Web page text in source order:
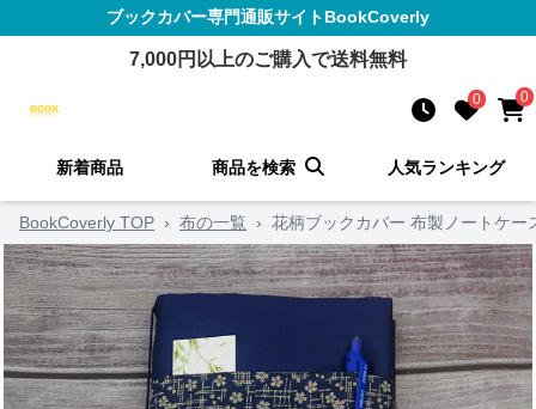
ブックカバー専門通販サイトBookCoverly
7,000円以上のご購入で送料無料
0 0
新着商品 商品を検索 人気ランキング
BookCoverly TOP › 布の一覧 › 花柄ブックカバー 布製ノートケ